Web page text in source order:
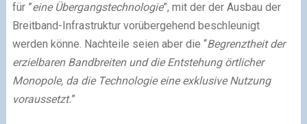
für ”eine Übergangstechnologie”, mit der der Ausbau der
Breitband-Infrastruktur vorübergehend beschleunigt
werden könne. Nachteile seien aber die “Begrenztheit der
erzielbaren Bandbreiten und die Entstehung örtlicher
Monopole, da die Technologie eine exklusive Nutzung
voraussetzt.”